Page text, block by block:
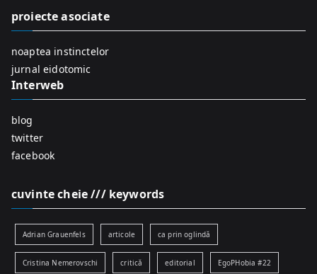
o
proiecte asociate
noaptea instinctelor
jurnal eidotomic
Interweb
blog
twitter
facebook
cuvinte cheie /// keywords
Adrian Grauenfels articole ca prin oglindă
Cristina Nemerovschi critică editorial EgoPHobia #22